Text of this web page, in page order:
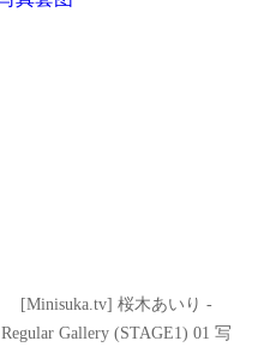
[Minisuka.tv] 桜木あいり -
Regular Gallery (STAGE1) 01 写